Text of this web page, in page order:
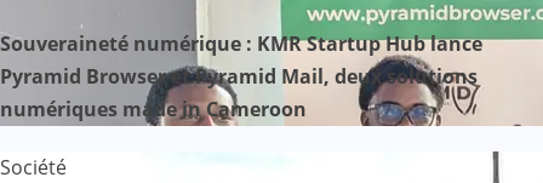
Souveraineté numérique : KMR Startup Hub lance
Pyramid Browser et Pyramid Mail, deux solutions
numériques made in Cameroon
Société